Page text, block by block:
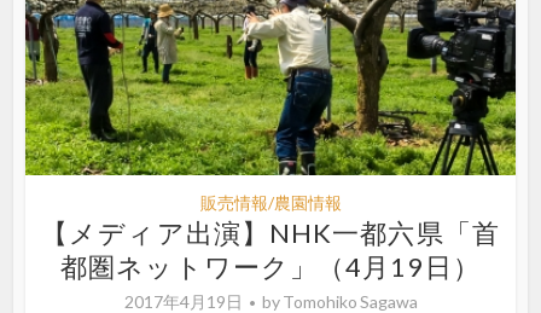
販売情報/農園情報
【メディア出演】NHK一都六県「首
都圏ネットワーク」（4月19日）
2017年4月19日 byTomohiko Sagawa